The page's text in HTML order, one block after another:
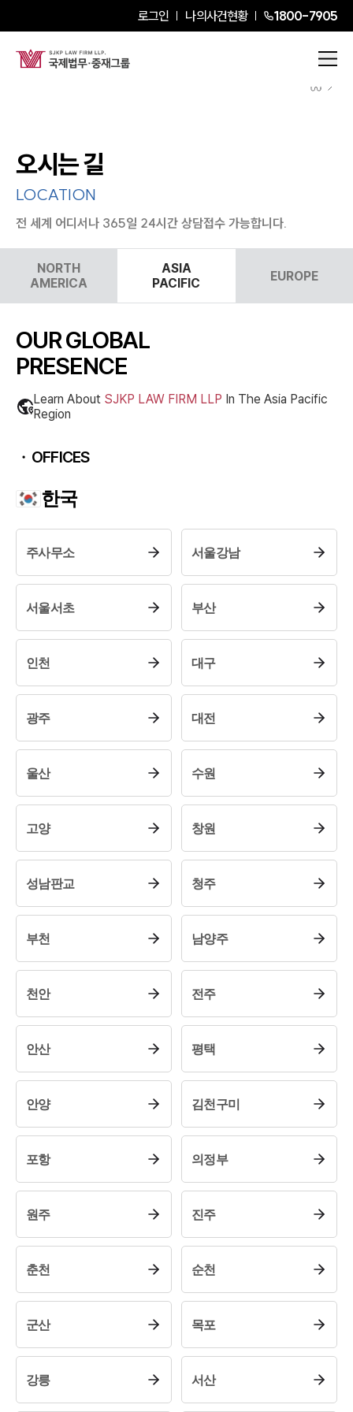
로그인 나의사건현황 1800-7905
대륜의 강점
오시는 길
글로벌 파트너 로펌
고객의 소리
통합검색
AI대륜
오시는 길
LOCATION
전 세계 어디서나 365일 24시간 상담접수 가능합니다.
NORTH
AMERICA
ASIA
PACIFIC
EUROPE
OUR GLOBAL
PRESENCE
Learn About SJKP LAW FIRM LLP In The Asia Pacific
Region
OFFICES
한국
주사무소 서울강남
서울서초 부산
인천 대구
광주 대전
울산 수원
고양 창원
성남판교 청주
부천 남양주
천안 전주
안산 평택
안양 김천구미
포항 의정부
원주 진주
춘천 순천
군산 목포
강릉 서산